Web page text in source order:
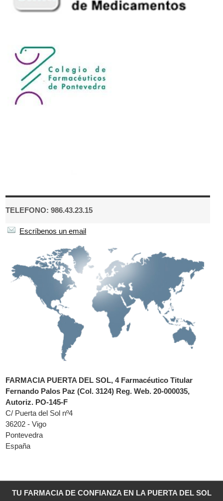
TELEFONO: 986.43.23.15
Escríbenos un email
FARMACIA PUERTA DEL SOL, 4 Farmacéutico Titular
Fernando Palos Paz (Col. 3124) Reg. Web. 20-000035,
Autoriz. PO-145-F
C/ Puerta del Sol nº4
36202 - Vigo
Pontevedra
España
TU FARMACIA DE CONFIANZA EN LA PUERTA DEL SOL